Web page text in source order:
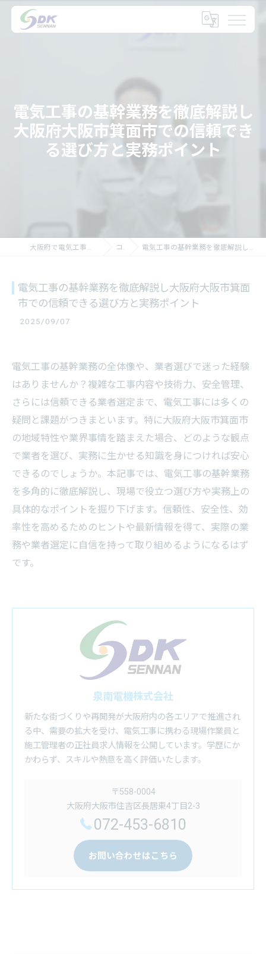
電気工事の基幹業務を徹底解説し
大阪府大阪市箕面市での信頼でき
る選び方と実務ポイント
大阪府で電気工事の求人なら大阪府の泉南電機株式会社 コラム 電気工事の基幹業務を徹底解説し大阪府大阪市箕面市での信頼できる選び方と実務ポイント
電気工事の基幹業務を徹底解説し大阪府大阪市箕面
市での信頼できる選び方と実務ポイント
2025/09/07
電気工事の基幹業務の全体像や、業者選びで迷った経験
はありませんか？複雑な工事内容や技術力、安全管理、
さらには信頼できる業者選定まで、電気工事には多くの
疑問と課題がつきまといます。特に大阪府大阪市箕面市
の地域特性や業界事情を踏まえた場合、どのような観点
で業者を選び、実務に生かせる知識を身につければ安心
できるのでしょうか。本記事では、電気工事の基幹業務
を多角的に徹底解説し、現場で役立つ選び方や実務上の
具体的なポイントを掘り下げます。信頼性、安全性、効
率性を高めるためのヒントや最新情報を得て、実際の業
務や業者選定に自信を持って取り組めるようになるはず
です。
泉南電機株式会社
新たな街づくりや再開発が大阪府内の各エリアで推進され
る中、需要の拡大を受け、電気工事に携わる現場作業員と
施工管理者の正社員求人情報を公開しています。学歴にか
かわらず、スキルや熱意を高く評価いたします。
〒558-0004
大阪府大阪市住吉区長居東4丁目2-3
072-453-6810
お問い合わせはこちら